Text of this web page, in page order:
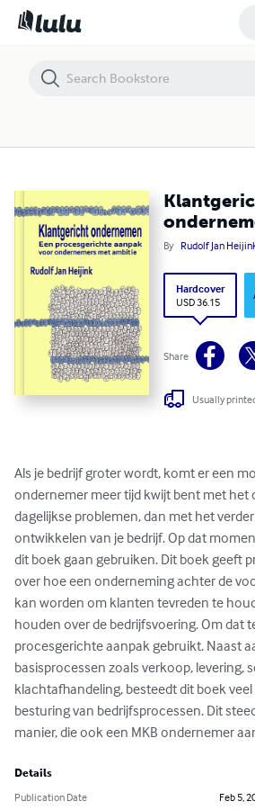
By Rudolf Jan
Hardcover
USD 36.15
Share
Usually
Als je bedrijf groter wordt, komt er een
ondernemer meer tijd kwijt bent met het
dagelijkse problemen, dan met het
ontwikkelen van je bedrijf. Op dat
dit boek gaan gebruiken. Dit boek geeft
over hoe een onderneming achter de
kan worden om klanten tevreden te
houden over de bedrijfsvoering. Om dat
procesgerichte aanpak gebruikt. Naast
basisprocessen zoals verkoop, levering,
klachtafhandeling, besteedt dit boek
besturing van bedrijfsprocessen. Dit
manier, die ook een MKB ondernemer
Details
Publication Date
Feb 5,
Klantgericht ondernemen